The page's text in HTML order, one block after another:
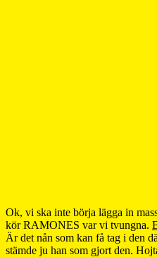
Ok, vi ska inte börja lägga in
kör RAMONES var vi tvungna.
Är det nån som kan få tag i den
stämde ju han som gjort den.